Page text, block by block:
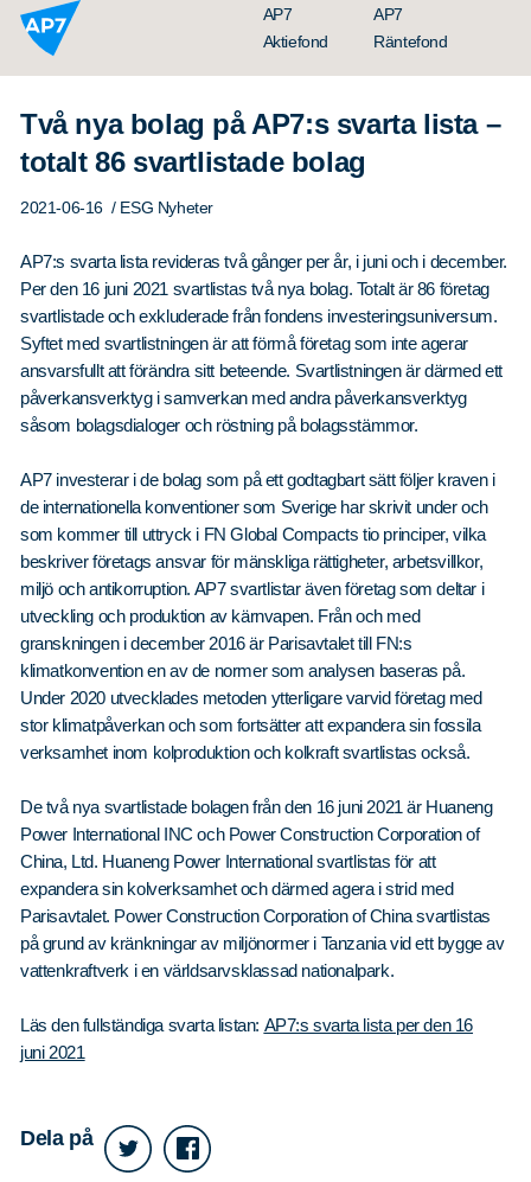
Hoppa till innehållet
AP7
Aktiefond
AP7
Räntefond
Två nya bolag på AP7:s svarta lista –
totalt 86 svartlistade bolag
2021-06-16 / ESG Nyheter
AP7:s svarta lista revideras två gånger per år, i juni och i december.
Per den 16 juni 2021 svartlistas två nya bolag. Totalt är 86 företag
svartlistade och exkluderade från fondens investeringsuniversum.
Syftet med svartlistningen är att förmå företag som inte agerar
ansvarsfullt att förändra sitt beteende. Svartlistningen är därmed ett
påverkansverktyg i samverkan med andra påverkansverktyg
såsom bolagsdialoger och röstning på bolagsstämmor.
AP7 investerar i de bolag som på ett godtagbart sätt följer kraven i
de internationella konventioner som Sverige har skrivit under och
som kommer till uttryck i FN Global Compacts tio principer, vilka
beskriver företags ansvar för mänskliga rättigheter, arbetsvillkor,
miljö och antikorruption. AP7 svartlistar även företag som deltar i
utveckling och produktion av kärnvapen. Från och med
granskningen i december 2016 är Parisavtalet till FN:s
klimatkonvention en av de normer som analysen baseras på.
Under 2020 utvecklades metoden ytterligare varvid företag med
stor klimatpåverkan och som fortsätter att expandera sin fossila
verksamhet inom kolproduktion och kolkraft svartlistas också.
De två nya svartlistade bolagen från den 16 juni 2021 är Huaneng
Power International INC och Power Construction Corporation of
China, Ltd. Huaneng Power International svartlistas för att
expandera sin kolverksamhet och därmed agera i strid med
Parisavtalet. Power Construction Corporation of China svartlistas
på grund av kränkningar av miljönormer i Tanzania vid ett bygge av
vattenkraftverk i en världsarvsklassad nationalpark.
Läs den fullständiga svarta listan: AP7:s svarta lista per den 16
juni 2021
Dela på
Organisation
Styrelse
Ledning
Nyheter
Våra dokument
Policy om personuppgifter